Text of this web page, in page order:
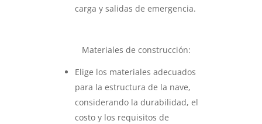
carga y salidas de emergencia.
Materiales de construcción:
Elige los materiales adecuados
para la estructura de la nave,
considerando la durabilidad, el
costo y los requisitos de